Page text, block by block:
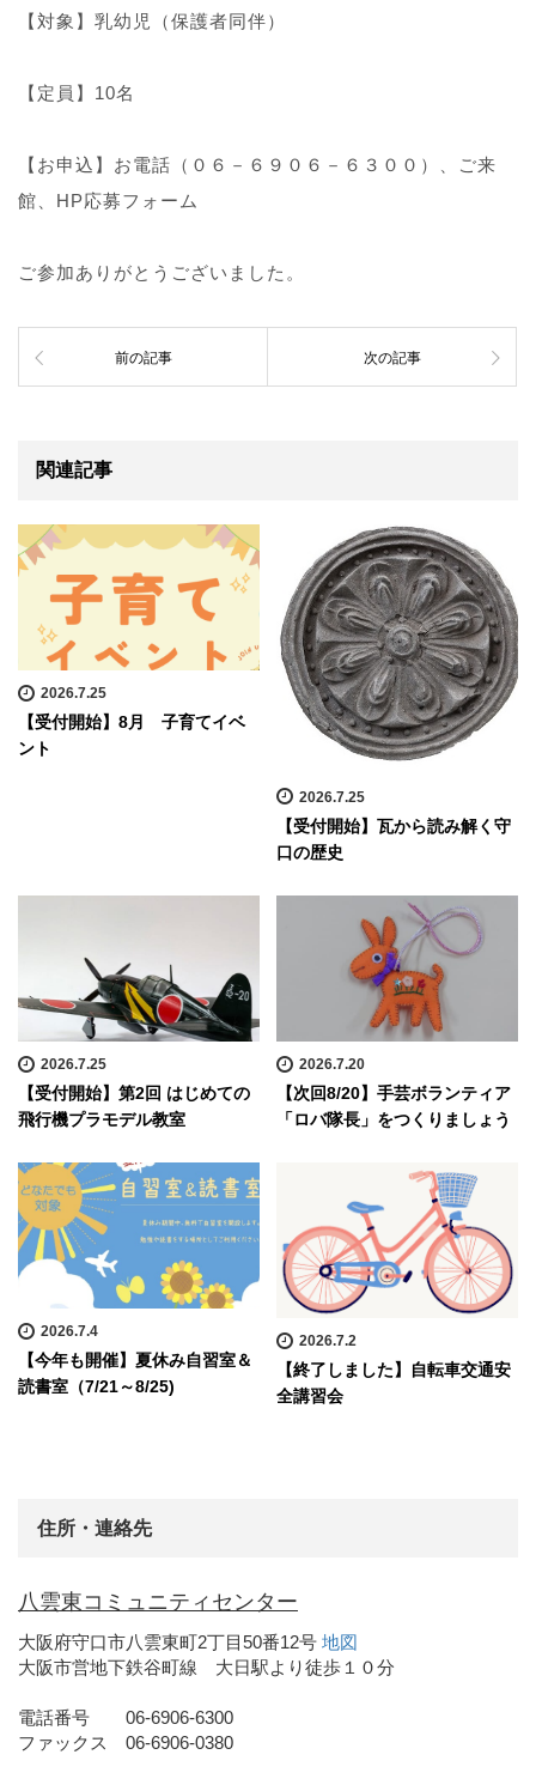
【対象】乳幼児（保護者同伴）
【定員】10名
【お申込】お電話（０６－６９０６－６３００）、ご来
館、HP応募フォーム
ご参加ありがとうございました。
前の記事 次の記事
関連記事
2026.7.25
【受付開始】8月 子育てイベ
ント
2026.7.25
【受付開始】瓦から読み解く守
口の歴史
2026.7.25
【受付開始】第2回 はじめての
飛行機プラモデル教室
2026.7.20
【次回8/20】手芸ボランティア
「ロバ隊長」をつくりましょう
2026.7.4
【今年も開催】夏休み自習室＆
読書室（7/21～8/25)
2026.7.2
【終了しました】自転車交通安
全講習会
住所・連絡先
八雲東コミュニティセンター
大阪府守口市八雲東町2丁目50番12号 地図
大阪市営地下鉄谷町線 大日駅より徒歩１０分
電話番号 06-6906-6300
ファックス 06-6906-0380